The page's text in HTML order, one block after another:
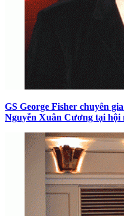
GS George Fisher chuyên
Nguyễn Xuân Cương tại hội